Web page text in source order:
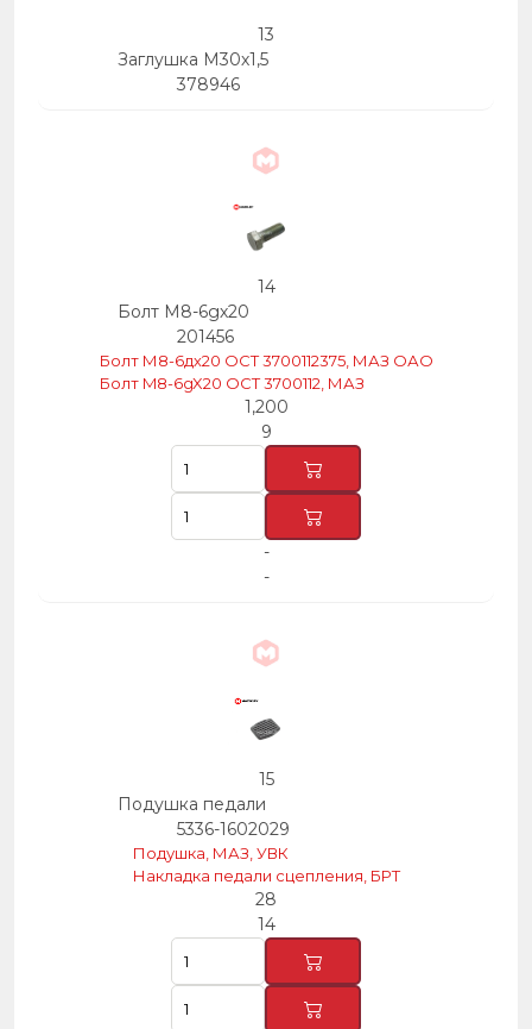
13
Заглушка М30х1,5
378946
14
Болт М8-6gх20
201456
Болт М8-6дх20 ОСТ 3700112375, МАЗ ОАО
Болт M8-6gX20 OCT 3700112, МАЗ
1,200
9
-
-
15
Подушка педали
5336-1602029
Подушка, МАЗ, УВК
Накладка педали сцепления, БРТ
28
14